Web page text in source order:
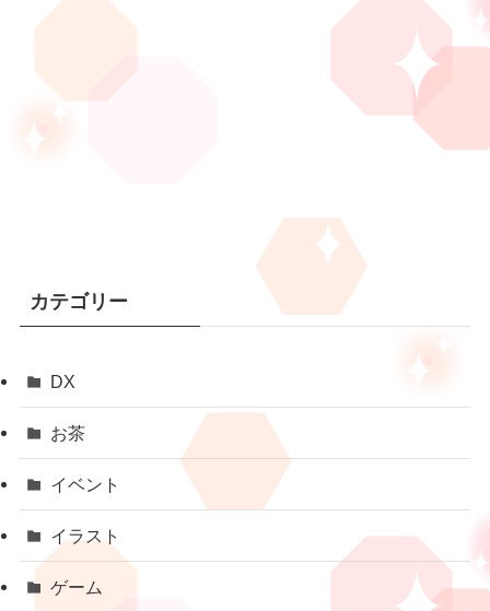
カテゴリー
DX
お茶
イベント
イラスト
ゲーム